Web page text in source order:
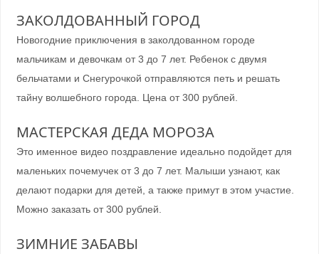
ЗАКОЛДОВАННЫЙ ГОРОД
Новогодние приключения в заколдованном городе
мальчикам и девочкам от 3 до 7 лет. Ребенок с двумя
бельчатами и Снегурочкой отправляются петь и решать
тайну волшебного города. Цена от 300 рублей.
МАСТЕРСКАЯ ДЕДА МОРОЗА
Это именное видео поздравление идеально подойдет для
маленьких почемучек от 3 до 7 лет. Малыши узнают, как
делают подарки для детей, а также примут в этом участие.
Можно заказать от 300 рублей.
ЗИМНИЕ ЗАБАВЫ